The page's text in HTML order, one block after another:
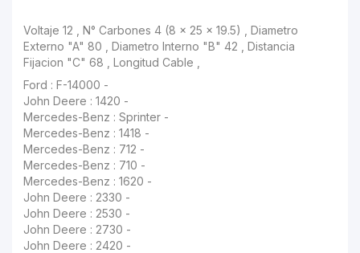
Voltaje 12 , N° Carbones 4 (8 x 25 x 19.5) , Diametro Externo "A" 80 ,
John Deere : 1420 -
Mercedes-Benz : Sprinter -
Mercedes-Benz : 1418 -
Mercedes-Benz : 712 -
Mercedes-Benz : 710 -
Mercedes-Benz : 1620 -
John Deere : 2330 -
John Deere : 2530 -
John Deere : 2730 -
John Deere : 2420 -